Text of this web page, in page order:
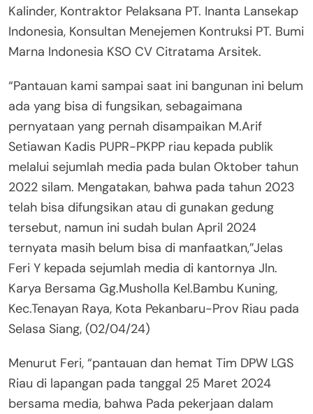
Kalinder, Kontraktor Pelaksana PT. Inanta Lansekap
Indonesia, Konsultan Menejemen Kontruksi PT. Bumi
Marna Indonesia KSO CV Citratama Arsitek.
“Pantauan kami sampai saat ini bangunan ini belum
ada yang bisa di fungsikan, sebagaimana
pernyataan yang pernah disampaikan M.Arif
Setiawan Kadis PUPR-PKPP riau kepada publik
melalui sejumlah media pada bulan Oktober tahun
2022 silam. Mengatakan, bahwa pada tahun 2023
telah bisa difungsikan atau di gunakan gedung
tersebut, namun ini sudah bulan April 2024
ternyata masih belum bisa di manfaatkan,”Jelas
Feri Y kepada sejumlah media di kantornya Jln.
Karya Bersama Gg.Musholla Kel.Bambu Kuning,
Kec.Tenayan Raya, Kota Pekanbaru-Prov Riau pada
Selasa Siang, (02/04/24)
Menurut Feri, “pantauan dan hemat Tim DPW LGS
Riau di lapangan pada tanggal 25 Maret 2024
bersama media, bahwa Pada pekerjaan dalam